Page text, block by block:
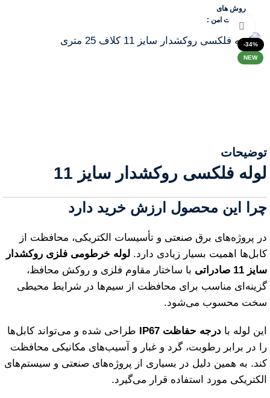
-34%
NEW
Click to enlarge
روش های
پرداخت امن :
توضیحات
لوله فلکسی روکشدار سایز 11
چرا این محصول ارزش خرید دارد
در پروژه‌های برق صنعتی و تأسیسات الکتریکی، محافظت از
کابل‌ها اهمیت بسیار زیادی دارد. لوله خرطومی فلزی روکشدار
سایز 11 صادراتی
با ساختار مقاوم فلزی و روکش محافظ،
گزینه‌ای مناسب برای محافظت از سیم‌ها در شرایط محیطی
سخت محسوب می‌شود.
این لوله با درجه حفاظت IP67
طراحی شده و می‌تواند کابل‌ها
را در برابر رطوبت، گرد و غبار و آسیب‌های مکانیکی محافظت
کند. به همین دلیل در بسیاری از پروژه‌های صنعتی و سیستم‌های
الکتریکی مورد استفاده قرار می‌گیرد.